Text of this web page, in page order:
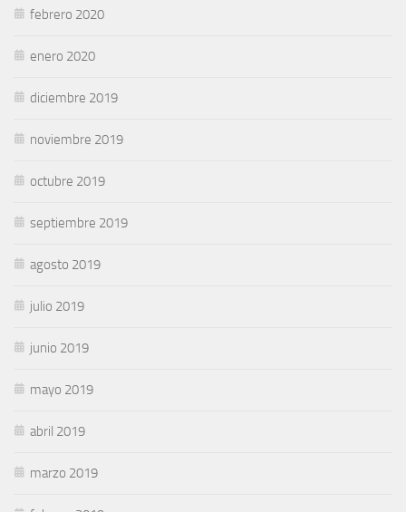
febrero 2020
enero 2020
diciembre 2019
noviembre 2019
octubre 2019
septiembre 2019
agosto 2019
julio 2019
junio 2019
mayo 2019
abril 2019
marzo 2019